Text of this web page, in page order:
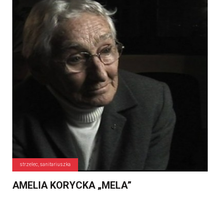
strzelec, sanitariuszka
AMELIA KORYCKA „MELA”